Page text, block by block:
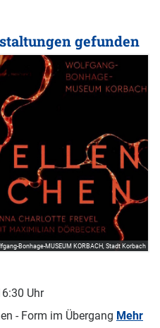
gefunden
Uhr
- Form im Übergang Mehr
Bonhage-MUSEUM KORBACH, Stadt Korbach